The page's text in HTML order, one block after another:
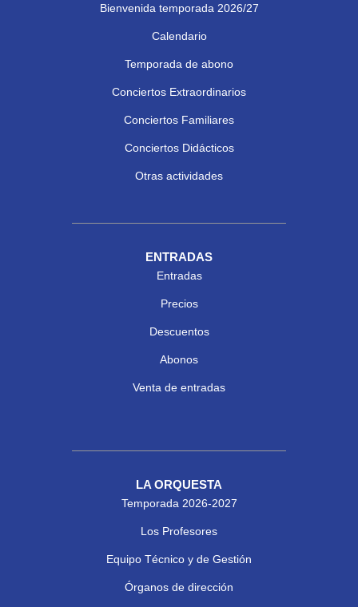
Bienvenida temporada 2026/27
Calendario
Temporada de abono
Conciertos Extraordinarios
Conciertos Familiares
Conciertos Didácticos
Otras actividades
ENTRADAS
Entradas
Precios
Descuentos
Abonos
Venta de entradas
LA ORQUESTA
Temporada 2026-2027
Los Profesores
Equipo Técnico y de Gestión
Órganos de dirección